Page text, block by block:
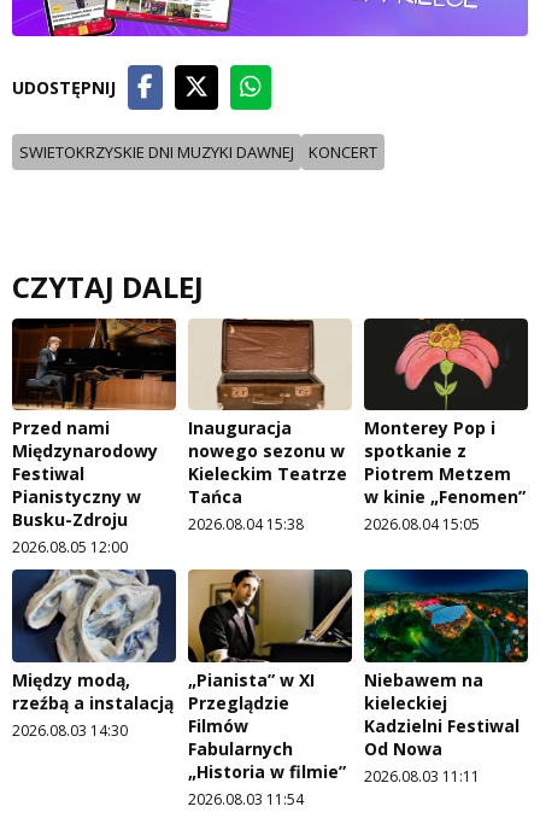
UDOSTĘPNIJ
SWIETOKRZYSKIE DNI MUZYKI DAWNEJ KONCERT
CZYTAJ DALEJ
Przed nami
Międzynarodowy
Festiwal
Pianistyczny w
Busku-Zdroju
2026.08.05 12:00
Inauguracja
nowego sezonu w
Kieleckim Teatrze
Tańca
2026.08.04 15:38
Monterey Pop i
spotkanie z
Piotrem Metzem
w kinie „Fenomen”
2026.08.04 15:05
Między modą,
rzeźbą a instalacją
2026.08.03 14:30
„Pianista” w XI
Przeglądzie
Filmów
Fabularnych
„Historia w filmie”
2026.08.03 11:54
Niebawem na
kieleckiej
Kadzielni Festiwal
Od Nowa
2026.08.03 11:11